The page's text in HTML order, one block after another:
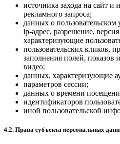
источника захода на сайт
рекламного запроса;
данных о пользовательском
ip-адрес, разрешение,
характеризующие
пользовательских кликов,
заполнения полей, показов
видео;
данных, характеризующие
параметров сессии;
данных о времени
идентификаторов
иной пользовательской
4.2. Права субъекта персональных